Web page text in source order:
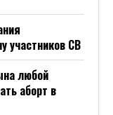
участников СВ
любой
аборт в